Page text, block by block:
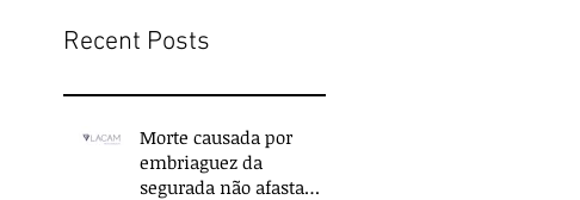
Recent Posts
Morte causada por
embriaguez da
segurada não afasta